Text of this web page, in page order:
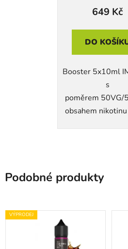
649 Kč
DO
Booster 5x10ml
s
poměrem 50VG/
obsahem
Podobné produkty
VÝPRODEJ